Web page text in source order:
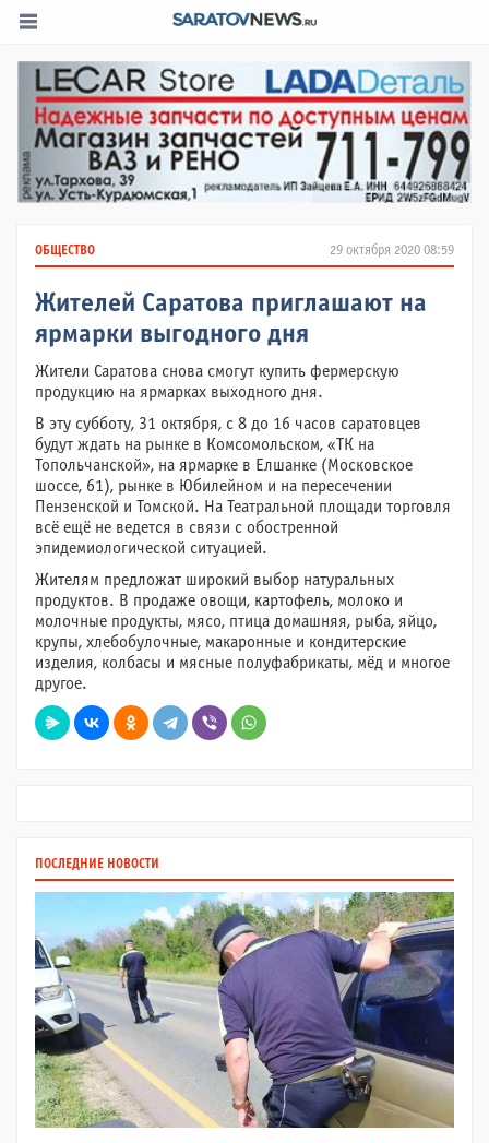
29 октября 2020 08:59
ОБЩЕСТВО
Жителей Саратова приглашают на
ярмарки выгодного дня
Жители Саратова снова смогут купить фермерскую
продукцию на ярмарках выходного дня.
В эту субботу, 31 октября, с 8 до 16 часов саратовцев
будут ждать на рынке в Комсомольском, «ТК на
Топольчанской», на ярмарке в Елшанке (Московское
шоссе, 61), рынке в Юбилейном и на пересечении
Пензенской и Томской. На Театральной площади торговля
всё ещё не ведется в связи с обостренной
эпидемиологической ситуацией.
Жителям предложат широкий выбор натуральных
продуктов. В продаже овощи, картофель, молоко и
молочные продукты, мясо, птица домашняя, рыба, яйцо,
крупы, хлебобулочные, макаронные и кондитерские
изделия, колбасы и мясные полуфабрикаты, мёд и многое
другое.
ПОСЛЕДНИЕ НОВОСТИ